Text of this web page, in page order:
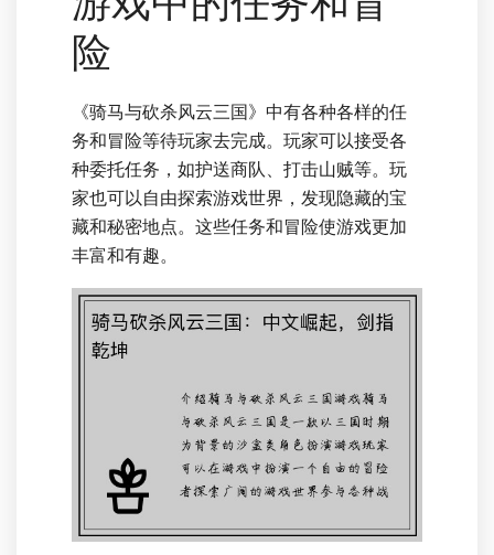
险
《骑马与砍杀风云三国》中有各种各样的任
务和冒险等待玩家去完成。玩家可以接受各
种委托任务，如护送商队、打击山贼等。玩
家也可以自由探索游戏世界，发现隐藏的宝
藏和秘密地点。这些任务和冒险使游戏更加
丰富和有趣。